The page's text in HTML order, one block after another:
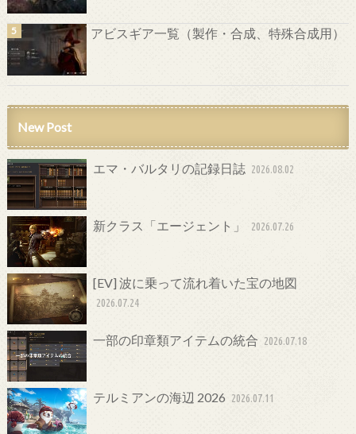
アビスギア一覧（製作・合成、特殊合成用）
New Post
エマ・バルタリの記録日誌 2026.08.02
新クラス「エージェント」 2026.07.26
[EV] 波に乗って流れ着いた宝の地図
2026.07.24
一部の印章類アイテムの統合 2026.07.18
テルミアンの海辺 2026 2026.07.11